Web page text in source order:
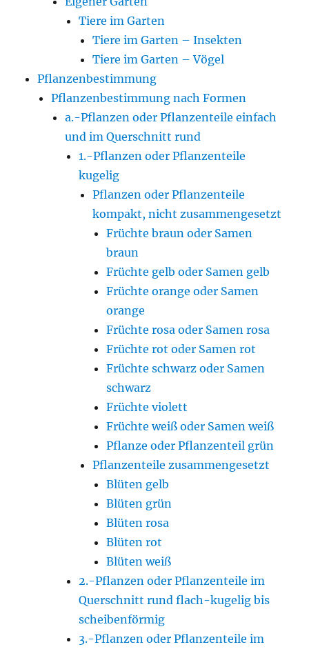
Tiere im Garten
Tiere im Garten – Insekten
Tiere im Garten – Vögel
Pflanzenbestimmung
Pflanzenbestimmung nach Formen
a.-Pflanzen oder Pflanzenteile einfach
und im Querschnitt rund
1.-Pflanzen oder Pflanzenteile
kugelig
Pflanzen oder Pflanzenteile
kompakt, nicht zusammengesetzt
Früchte braun oder Samen
braun
Früchte gelb oder Samen gelb
Früchte orange oder Samen
orange
Früchte rosa oder Samen rosa
Früchte rot oder Samen rot
Früchte schwarz oder Samen
schwarz
Früchte violett
Früchte weiß oder Samen weiß
Pflanze oder Pflanzenteil grün
Pflanzenteile zusammengesetzt
Blüten gelb
Blüten grün
Blüten rosa
Blüten rot
Blüten weiß
2.-Pflanzen oder Pflanzenteile im
Querschnitt rund flach-kugelig bis
scheibenförmig
3.-Pflanzen oder Pflanzenteile im